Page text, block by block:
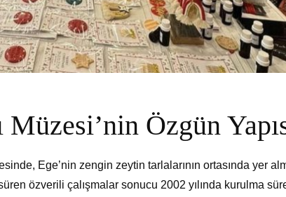
Özgün
Ege’nin zengin zeytin tarlalarının ortasında yer
özverili çalışmalar sonucu 2002 yılında kurulma